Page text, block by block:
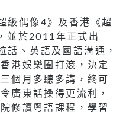
級偶像4》及香港《超
並於2011年正式出
、英語及國語溝通，
港娛樂圈打滾，決定
個月多聽多講，終可
廣東話操得更流利，
修讀粵語課程，學習